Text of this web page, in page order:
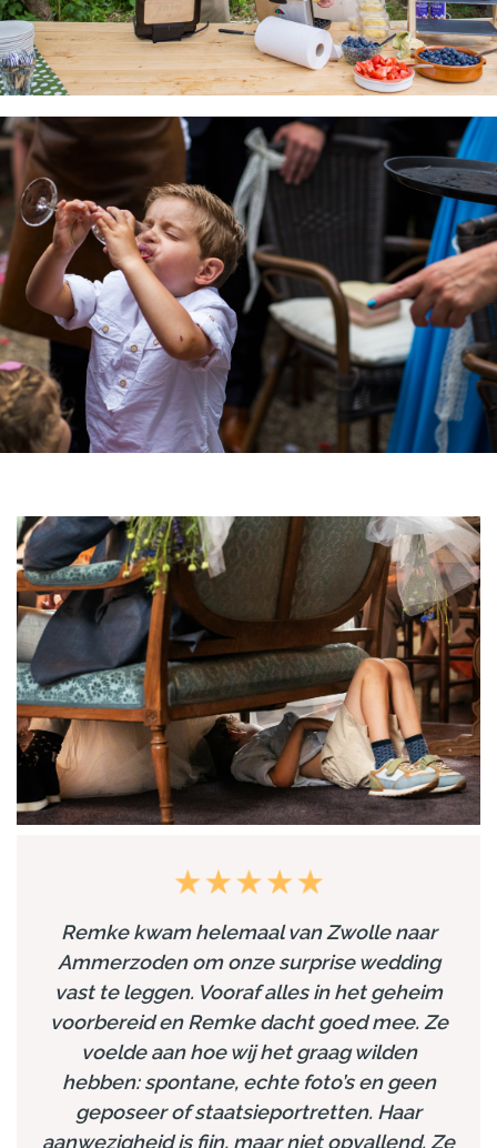
Remke kwam helemaal van Zwolle naar
Ammerzoden om onze surprise wedding
vast te leggen. Vooraf alles in het geheim
voorbereid en Remke dacht goed mee. Ze
voelde aan hoe wij het graag wilden
hebben: spontane, echte foto’s en geen
geposeer of staatsieportretten. Haar
aanwezigheid is fijn, maar niet opvallend. Ze